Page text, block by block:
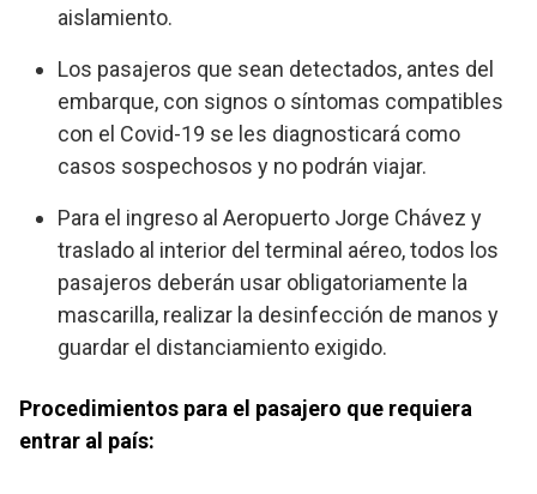
aislamiento.
Los pasajeros que sean detectados, antes del
embarque, con signos o síntomas compatibles
con el Covid-19 se les diagnosticará como
casos sospechosos y no podrán viajar.
Para el ingreso al Aeropuerto Jorge Chávez y
traslado al interior del terminal aéreo, todos los
pasajeros deberán usar obligatoriamente la
mascarilla, realizar la desinfección de manos y
guardar el distanciamiento exigido.
Procedimientos para el pasajero que requiera
entrar al país: